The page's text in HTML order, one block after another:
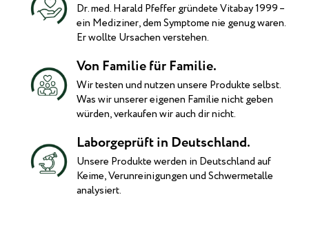
Dr. med. Harald Pfeffer gründete Vitabay 1999 –
ein Mediziner, dem Symptome nie genug waren.
Er wollte Ursachen verstehen.
Von Familie für Familie.
Wir testen und nutzen unsere Produkte selbst.
Was wir unserer eigenen Familie nicht geben
würden, verkaufen wir auch dir nicht.
Laborgeprüft in Deutschland.
Unsere Produkte werden in Deutschland auf
Keime, Verunreinigungen und Schwermetalle
analysiert.